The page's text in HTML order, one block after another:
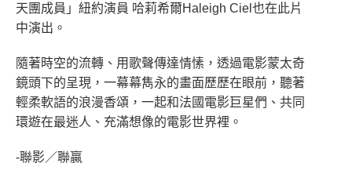
天團成員」紐約演員 哈莉希爾Haleigh Ciel也在此片
中演出。
隨著時空的流轉、用歌聲傳達情愫，透過電影蒙太奇
鏡頭下的呈現，一幕幕雋永的畫面歷歷在眼前，聽著
輕柔軟語的浪漫香頌，一起和法國電影巨星們、共同
環遊在最迷人、充滿想像的電影世界裡。
-聯影／聯贏